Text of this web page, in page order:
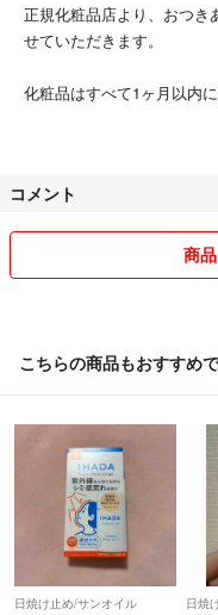
正規化粧品店より、おつき
せていただきます。
化粧品はすべて1ヶ月以内
もございます。
ご入金いただきましたら1
お急ぎの方はお取引欄にて
間違えて商品が届いた場合
評価する前に取り引き欄
梱包前に、アルコールで
家族のものに喫煙者はいま
ペットは飼っていません。
最後までしっかり対応させ
コメント
商
こちらの商品もおすすめ
日焼け止め/サンオイル 日焼